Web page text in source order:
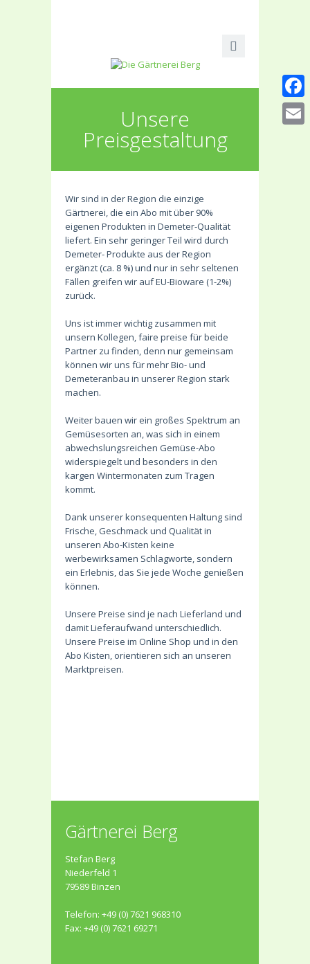
Unsere
Preisgestaltung
Wir sind in der Region die einzige
Gärtnerei, die ein Abo mit über 90%
eigenen Produkten in Demeter-Qualität
liefert. Ein sehr geringer Teil wird durch
Demeter- Produkte aus der Region
ergänzt (ca. 8 %) und nur in sehr seltenen
Fällen greifen wir auf EU-Bioware (1-2%)
zurück.
Uns ist immer wichtig zusammen mit
unsern Kollegen, faire preise für beide
Partner zu finden, denn nur gemeinsam
können wir uns für mehr Bio- und
Demeteranbau in unserer Region stark
machen.
Weiter bauen wir ein großes Spektrum an
Gemüsesorten an, was sich in einem
abwechslungsreichen Gemüse-Abo
widerspiegelt und besonders in den
kargen Wintermonaten zum Tragen
kommt.
Dank unserer konsequenten Haltung sind
Frische, Geschmack und Qualität in
unseren Abo-Kisten keine
werbewirksamen Schlagworte, sondern
ein Erlebnis, das Sie jede Woche genießen
können.
Unsere Preise sind je nach Lieferland und
damit Lieferaufwand unterschiedlich.
Unsere Preise im Online Shop und in den
Abo Kisten, orientieren sich an unseren
Marktpreisen.
Gärtnerei Berg
Stefan Berg
Niederfeld 1
79589 Binzen
Telefon: +49 (0) 7621 968310
Fax: +49 (0) 7621 69271